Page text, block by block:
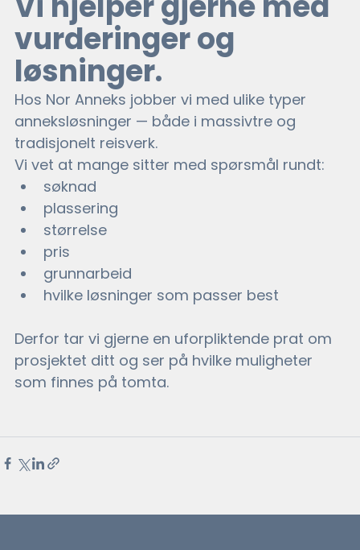
vurderinger og
løsninger.
Hos Nor Anneks jobber vi med ulike typer
anneksløsninger — både i massivtre og
tradisjonelt reisverk.
Vi vet at mange sitter med spørsmål rundt:
søknad
plassering
størrelse
pris
grunnarbeid
hvilke løsninger som passer best
Derfor tar vi gjerne en uforpliktende prat om
prosjektet ditt og ser på hvilke muligheter
som finnes på tomta.